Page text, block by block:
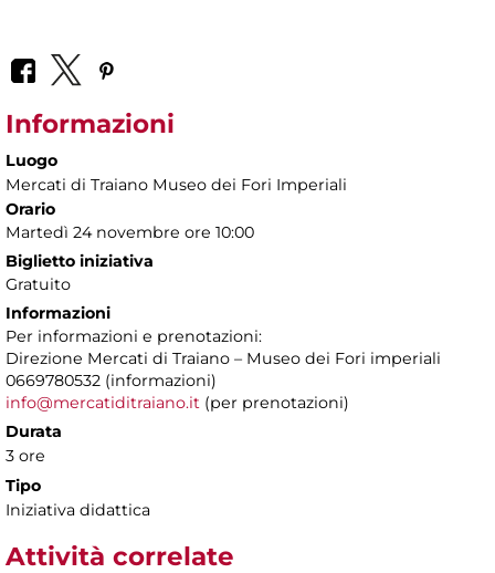
Informazioni
Luogo
Mercati di Traiano Museo dei Fori Imperiali
Orario
Martedì 24 novembre ore 10:00
Biglietto iniziativa
Gratuito
Informazioni
Per informazioni e prenotazioni:
Direzione Mercati di Traiano – Museo dei Fori imperiali
0669780532 (informazioni)
info@mercatiditraiano.it (per prenotazioni)
Durata
3 ore
Tipo
Iniziativa didattica
Attività correlate